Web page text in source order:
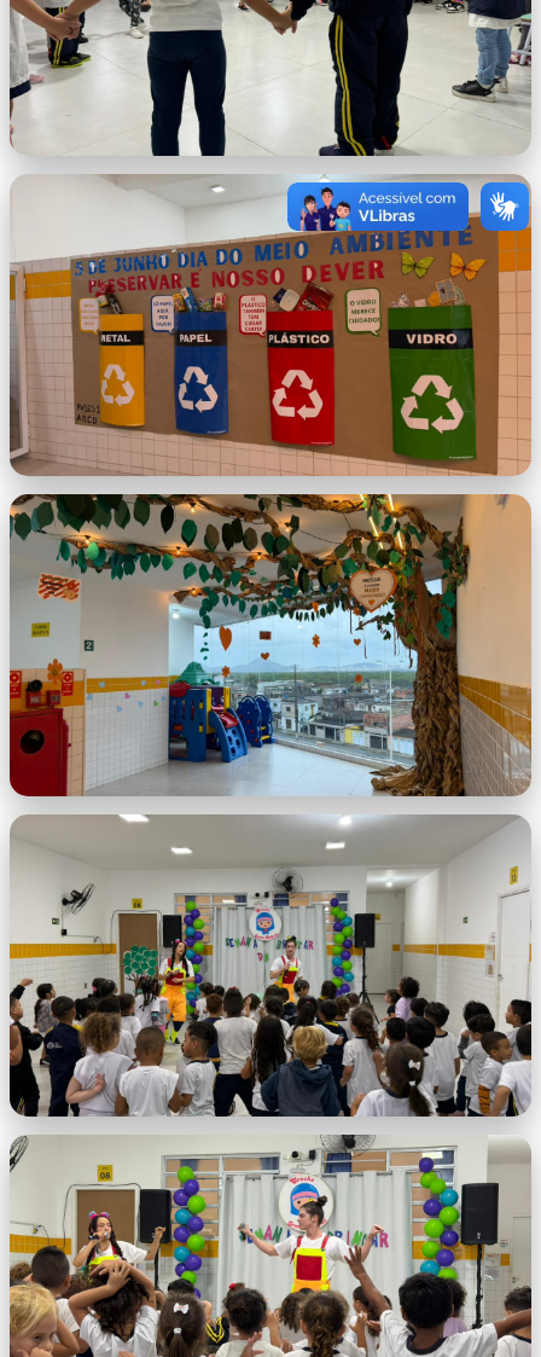
WhatsApp Image 2026-05-28 at 10.05.27
WhatsApp Image 2026-05-28 at 10.05.27
AM (2).jpeg
WhatsApp Image 2026-05-28 at 10.05.27
WhatsApp Image 2026-05-28 at 10.05.27
AM (4).jpeg